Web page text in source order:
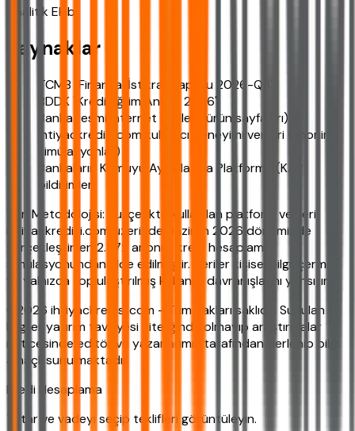
Analitik Ekibi
Kaynaklar
TCMB "Finansal İstikrar Raporu 2026-Q3"
BDDK "Kredi Eğilim Anketi 2026"
Banka resmi internet siteleri (ürün sayfaları)
ihtiyackredisi.com kullanıcı deneyimi verileri (anonim
simülasyonlar)
Bankaların Kamuyu Aydınlatma Platformu (KAP)
bildirimleri
Veri Metodolojisi: Bu içerikte kullanılan platform verileri,
ihtiyackredisi.com üzerinde Haziran 2026 döneminde
gerçekleştirilen 2.872 anonim kredi hesaplama
simülasyonundan elde edilmiştir. Veriler kişisel bilgi içermez
ve yalnızca toplulaştırılmış kullanıcı davranışlarını yansıtır.
©2026 ihtiyackredisi.com - Tüm hakları saklıdır. Sunulan
bilgiler yatırım tavsiyesi niteliğinde olmayıp araştırmalar
neticesinde editör ve yazarlarımız tarafından derlenip bilgi
amaçlı sunulmaktadır.
Kredi Hesaplama
Tutar ve vadeyi seçip teklifleri görüntüleyin.